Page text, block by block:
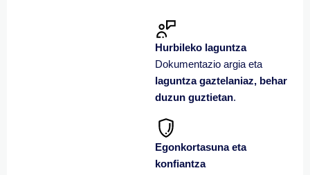
Hurbileko laguntza
Dokumentazio argia eta
laguntza gaztelaniaz, behar
duzun guztietan.
Egonkortasuna eta
konfiantza